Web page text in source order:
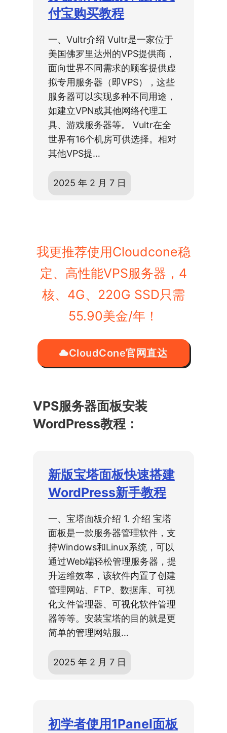
付宝购买教程
一、Vultr介绍 Vultr是一家位于
美国佛罗里达州的VPS提供商，
面向世界不同需求的顾客提供虚
拟专用服务器（即VPS），这些
服务器可以实现多种不同用途，
如建立VPN或其他网络代理工
具、游戏服务器等。 Vultr在全
世界有16个机房可供选择。相对
其他VPS提…
2025 年 2 月 7 日
我更推荐使用Cloudcone稳
定、高性能VPS服务器，4
核、4G、220G SSD只需
55.90美金/年！
CloudCone官网直达
VPS服务器面板安装
WordPress教程：
新版宝塔面板快速搭建
WordPress新手教程
一、宝塔面板介绍 1. 介绍 宝塔
面板是一款服务器管理软件，支
持Windows和Linux系统，可以
通过Web端轻松管理服务器，提
升运维效率，该软件内置了创建
管理网站、FTP、数据库、可视
化文件管理器、可视化软件管理
器等等。安装宝塔的目的就是更
简单的管理网站服…
2025 年 2 月 7 日
初学者使用1Panel面板